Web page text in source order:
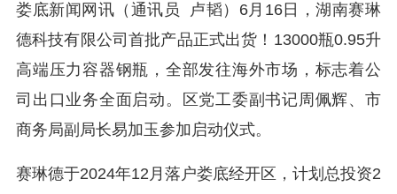
娄底新闻网讯（通讯员 卢韬 ）6月16日，湖南赛琳
德科技有限公司首批产品正式出货！13000瓶0.95升
高端压力容器钢瓶，全部发往海外市场，标志着公
司出口业务全面启动。区党工委副书记周佩辉、市
商务局副局长易加玉参加启动仪式。
赛琳德于2024年12月落户娄底经开区，计划总投资2